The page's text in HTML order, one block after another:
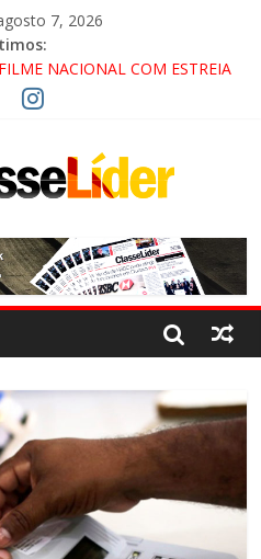
7, 2026
NACIONAL COM ESTREIA
SERÁ BLOQUEADO NO FIM
E QUELUZ NA RETA FINAL